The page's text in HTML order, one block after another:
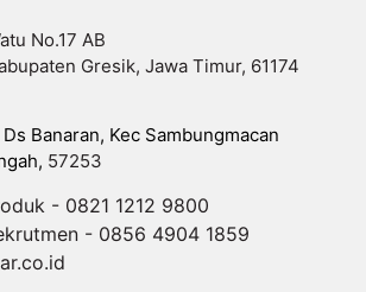
No.17 AB
Gresik, Jawa Timur, 61174
Banaran, Kec Sambungmacan
57253
- 0821 1212 9800
- 0856 4904 1859